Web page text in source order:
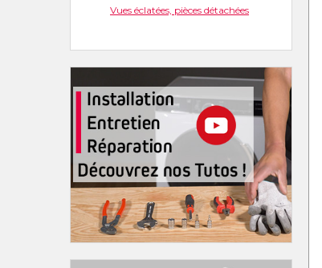
Vues éclatées, pièces détachées